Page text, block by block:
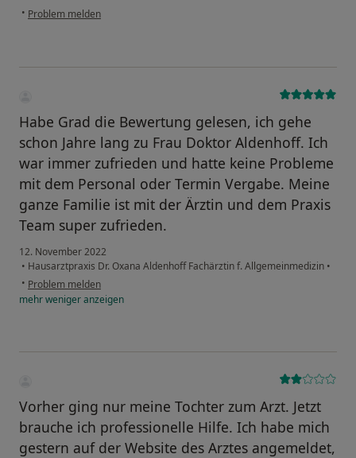
• Problem melden
Habe Grad die Bewertung gelesen, ich gehe
schon Jahre lang zu Frau Doktor Aldenhoff. Ich
war immer zufrieden und hatte keine Probleme
mit dem Personal oder Termin Vergabe. Meine
ganze Familie ist mit der Ärztin und dem Praxis
Team super zufrieden.
12. November 2022
• Hausarztpraxis Dr. Oxana Aldenhoff Fachärztin f. Allgemeinmedizin •
• Problem melden
mehrwenigeranzeigen
Vorher ging nur meine Tochter zum Arzt. Jetzt
brauche ich professionelle Hilfe. Ich habe mich
gestern auf der Website des Arztes angemeldet,